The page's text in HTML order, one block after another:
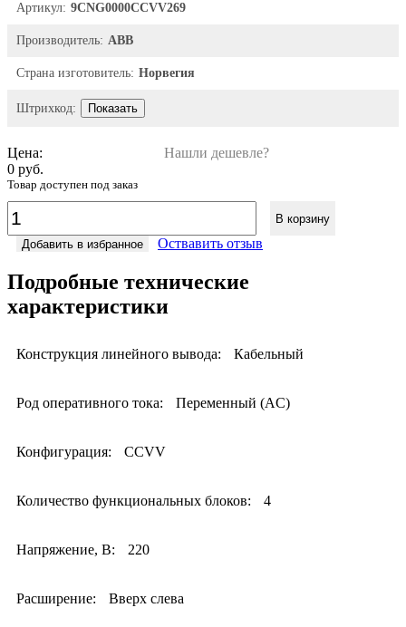
Артикул: 9CNG0000CCVV269
Производитель: ABB
Страна изготовитель: Норвегия
Штрихкод: Показать
Цена:
Нашли дешевле?
0 руб.
Товар доступен под заказ
В корзину
Добавить в избранное
Оствавить отзыв
Подробные технические
характеристики
Конструкция линейного вывода: Кабельный
Род оперативного тока: Переменный (AC)
Конфигурация: CCVV
Количество функциональных блоков: 4
Напряжение, В: 220
Расширение: Вверх слева